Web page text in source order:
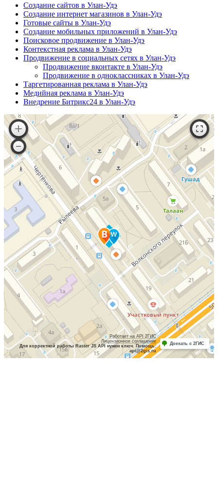
Создание сайтов в Улан-Удэ
Создание интернет магазинов в Улан-Удэ
Готовые сайты в Улан-Удэ
Создание мобильных приложений в Улан-Удэ
Поисковое продвижение в Улан-Удэ
Контекстная реклама в Улан-Удэ
Продвижение в социальных сетях в Улан-Удэ
Продвижение вконтакте в Улан-Удэ
Продвижение в одноклассниках в Улан-Удэ
Таргетированная реклама в Улан-Удэ
Медийная реклама в Улан-Удэ
Внедрение Битрикс24 в Улан-Удэ
Работает на API 2ГИС
Лицензионное соглашение
Для корректной работы Raster JS API нужен ключ. Помощь:
api@2gis.ru
Доехать с 2ГИС